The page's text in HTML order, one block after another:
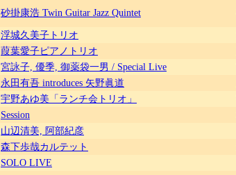
砂掛康浩 Twin Guitar Jazz Quintet
浮城久美子トリオ
葭葉愛子ピアノトリオ
宮詠子, 優季, 御薬袋一男 / Special Live
永田有吾 introduces 矢野眞道
宇野あゆ美「ランチ会トリオ」
Session
山辺清美, 阿部紀彦
森下歩哉カルテット
SOLO LIVE